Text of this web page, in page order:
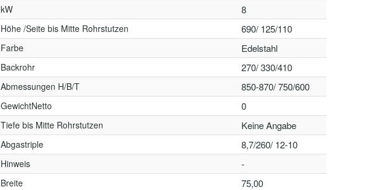
kW 8
Höhe /Seite bis Mitte Rohrstutzen 690/ 125/110
Farbe Edelstahl
Backrohr 270/ 330/410
Abmessungen H/B/T 850-870/ 750/600
GewichtNetto 0
Tiefe bis Mitte Rohrstutzen Keine Angabe
Abgastriple 8,7/260/ 12-10
Hinweis -
Breite 75,00